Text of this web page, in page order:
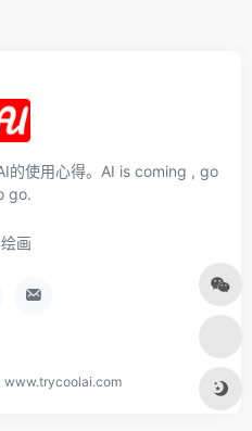
的使用心得。AI is coming , go
go.
画